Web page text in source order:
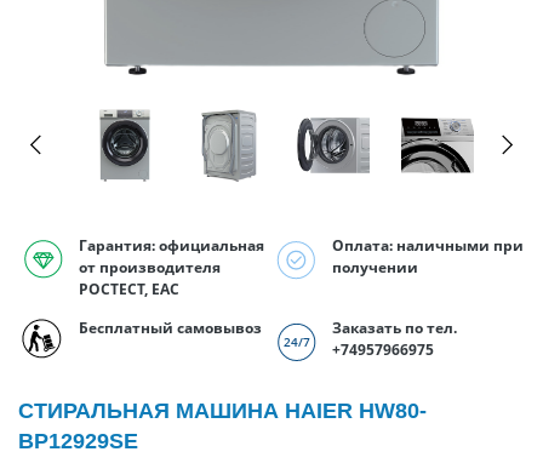
Гарантия: официальная
от производителя
РОСТЕСТ, EAC
Оплата: наличными при
получении
Бесплатный самовывоз
Заказать по тел.
+74957966975
СТИРАЛЬНАЯ МАШИНА HAIER HW80-
BP12929SE